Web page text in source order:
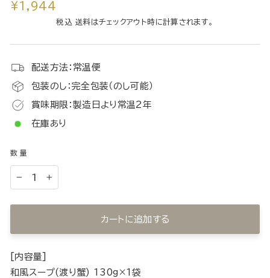
通
¥1,944
税込 送料はチェックアウト時に計算されます。
配送方法：常温便
包装のし：完全包装（のし可能）
賞味期限：製造日より常温2年
在庫あり
数量
カートに追加する
[内容量]
和風スープ(渡り蟹) 130g×1袋